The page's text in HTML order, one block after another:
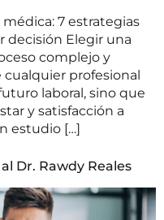
7 estrategias
decisión Elegir una
complejo y
profesional
laboral, sino que
y satisfacción a
estudio […]
Dr. Rawdy Reales